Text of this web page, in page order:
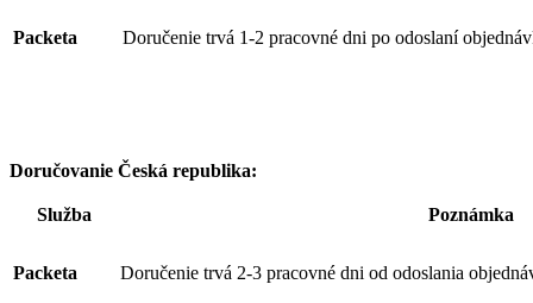
Packeta Doručenie trvá 1-2 pracovné dni po odoslaní
Doručovanie Česká republika:
Služba Poznámka
Packeta Doručenie trvá 2-3 pracovné dni od odoslania